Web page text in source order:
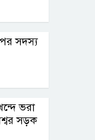
সদস্য
ভরা
সড়ক